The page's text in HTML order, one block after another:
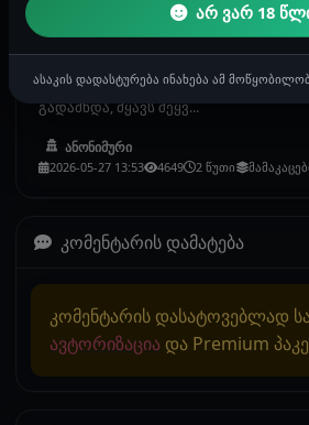
ეპილაცია
მაღალი და სავსე ვარ. ეს ისტორია
გადამხდა, მყავს შეყვ...
ანონიმური
2026-05-27 13:53 4649 2 წუთი
კომენტარის დამატება
კომენტარის დასატოვებლად
ავტორიზაცია და Premium
არ ვარ 18
ასაკის დადასტურება ინახება ამ